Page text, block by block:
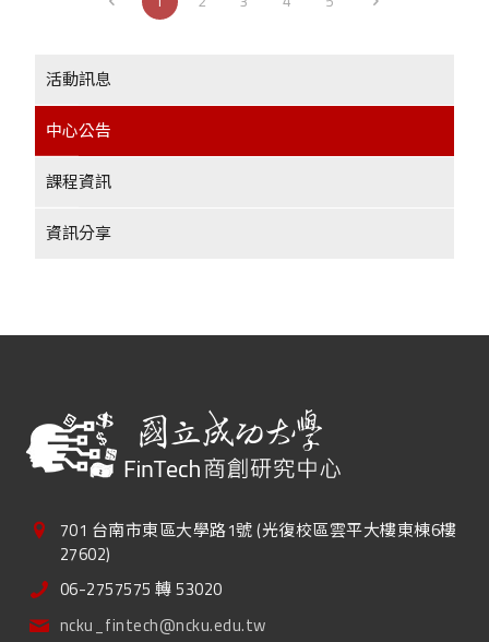
活動訊息
中心公告
課程資訊
資訊分享
701 台南市東區大學路1號 (光復校區雲平大樓東棟6樓
27602)
06-2757575 轉 53020
ncku_fintech@ncku.edu.tw